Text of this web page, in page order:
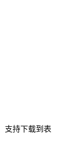
支持下载到表